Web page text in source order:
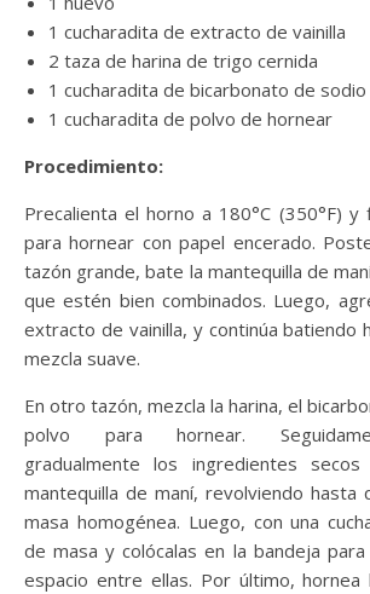
1 cucharadita de extracto de vainilla
2 taza de harina de trigo cernida
1 cucharadita de bicarbonato de sodio
1 cucharadita de polvo de hornear
Procedimiento:
Precalienta el horno a 180°C (350°F) y
para hornear con papel encerado.
tazón grande, bate la mantequilla de
que estén bien combinados. Luego,
extracto de vainilla, y continúa batiendo
mezcla suave.
En otro tazón, mezcla la harina, el
polvo para hornear.
gradualmente los ingredientes
mantequilla de maní, revolviendo hasta
masa homogénea. Luego, con una
de masa y colócalas en la bandeja
espacio entre ellas. Por último,